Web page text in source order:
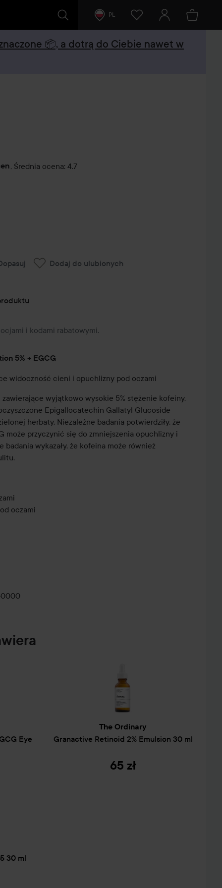
PL
📦, a dotrą do Ciebie nawet w
, Średnia ocena: 4.7
Dodaj do ulubionych
i kodami rabatowymi.
5% + EGCG
widoczność cieni i opuchlizny pod oczami
wyjątkowo wysokie 5% stężenie kofeiny.
Epigallocatechin Gallatyl Glucoside
herbaty. Niezależne badania potwierdziły, że
może przyczynić się do zmniejszenia opuchlizny i
wykazały, że kofeina może również
oczami
oczu rano i wieczorem.
formy retinoidowych substancji czynnych o
Retinoate
jest wysoce zaawansowaną formą
rzeczywistości estrem bezpośredniego kwasu
który oferuje wielokrotnie lepszy efekt
starzenia niż retinol, palmitynian retinylu i prawie
dostępnych bez recepty;
czystego retinolu w systemie kapsułek ochronnych,
Retinoate.
uniknąć podrażnień związanych ze stosowaniem
jednocześnie lepsze, widoczne efekty
ramach wieczornej pielęgnacji. Nie należy stosować z
Eye
The Ordinary
Granactive Retinoid 2% Emulsion 30 ml
65 zł
30 ml